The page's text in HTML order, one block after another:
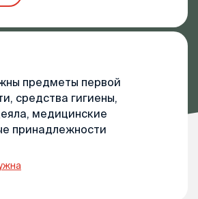
предметы первой
средства гигиены,
медицинские
принадлежности